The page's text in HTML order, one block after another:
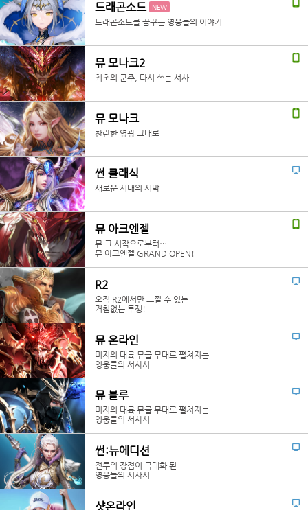
드래곤소드 NEW
드래곤소드를 꿈꾸는 영웅들의 이야기
뮤 모나크2
최초의 군주, 다시 쓰는 서사
뮤 모나크
찬란한 영광 그대로
썬 클래식
새로운 시대의 서막
뮤 아크엔젤
뮤 그 시작으로부터…
뮤 아크엔젤 GRAND OPEN!
R2
오직 R2에서만 느낄 수 있는
거침없는 투쟁!
뮤 온라인
미지의 대륙 뮤를 무대로 펼쳐지는
영웅들의 서사시
뮤 블루
미지의 대륙 뮤를 무대로 펼쳐지는
영웅들의 서사시
썬:뉴에디션
전투의 장점이 극대화 된
영웅들의 서사시
샷온라인